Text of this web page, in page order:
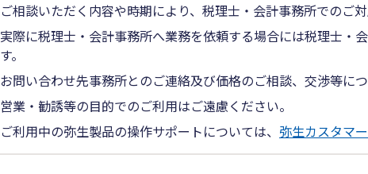
ご相談いただく内容や時期により、税理士・会計事務所でのご
実際に税理士・会計事務所へ業務を依頼する場合には税理士・
す。
お問い合わせ先事務所とのご連絡及び価格のご相談、交渉等に
営業・勧誘等の目的でのご利用はご遠慮ください。
ご利用中の弥生製品の操作サポートについては、 弥生カスタマ